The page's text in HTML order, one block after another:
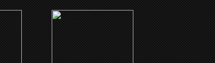
(2007)
Pride